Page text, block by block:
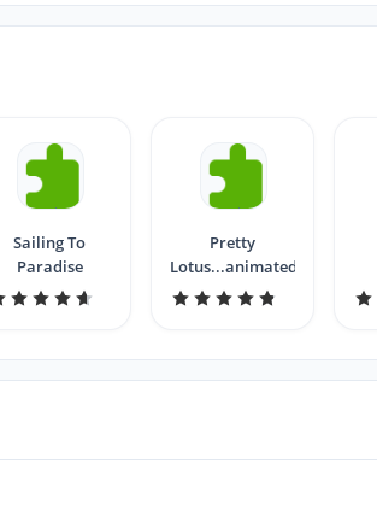
Sailing To
Paradise
Pretty
Lotus...animated